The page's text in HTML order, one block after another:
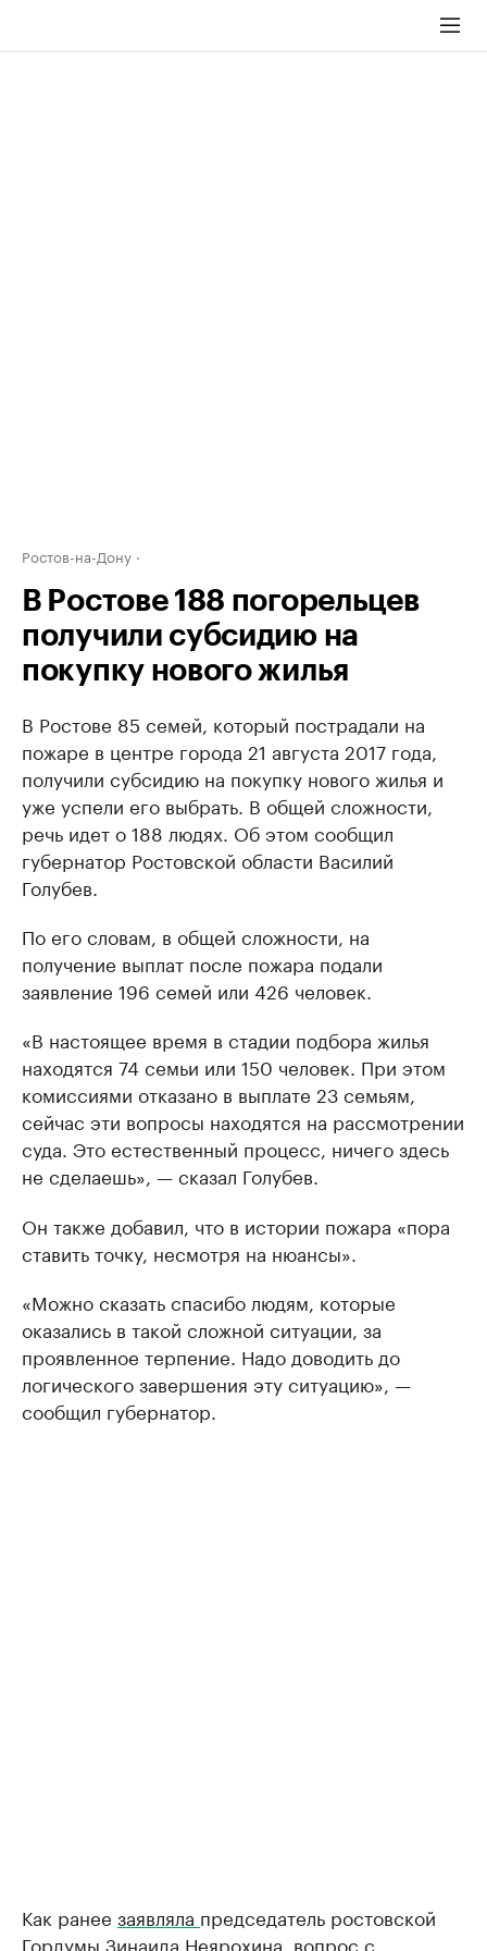
Ростов-на-Дону
В Ростове 188 погорельцев
получили субсидию на
покупку нового жилья
В Ростове 85 семей, который пострадали на
пожаре в центре города 21 августа 2017 года,
получили субсидию на покупку нового жилья и
уже успели его выбрать. В общей сложности,
речь идет о 188 людях. Об этом сообщил
губернатор Ростовской области Василий
Голубев.
По его словам, в общей сложности, на
получение выплат после пожара подали
заявление 196 семей или 426 человек.
«В настоящее время в стадии подбора жилья
находятся 74 семьи или 150 человек. При этом
комиссиями отказано в выплате 23 семьям,
сейчас эти вопросы находятся на рассмотрении
суда. Это естественный процесс, ничего здесь
не сделаешь», — сказал Голубев.
Он также добавил, что в истории пожара «пора
ставить точку, несмотря на нюансы».
«Можно сказать спасибо людям, которые
оказались в такой сложной ситуации, за
проявленное терпение. Надо доводить до
логического завершения эту ситуацию», —
сообщил губернатор.
Как ранее заявляла председатель ростовской
Гордумы Зинаида Неярохина, вопрос с